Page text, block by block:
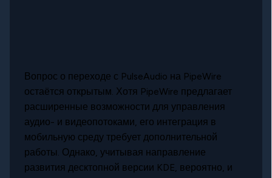
Вопрос о переходе с PulseAudio на PipeWire
остаётся открытым. Хотя PipeWire предлагает
расширенные возможности для управления
аудио- и видеопотоками, его интеграция в
мобильную среду требует дополнительной
работы. Однако, учитывая направление
развития десктопной версии KDE, вероятно, и